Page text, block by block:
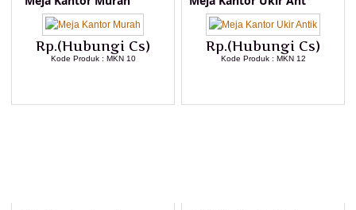
Rp.(Hubungi Cs)
Kode Produk : MKN 10
Rp.(Hubungi Cs)
Kode Produk : MKN 12